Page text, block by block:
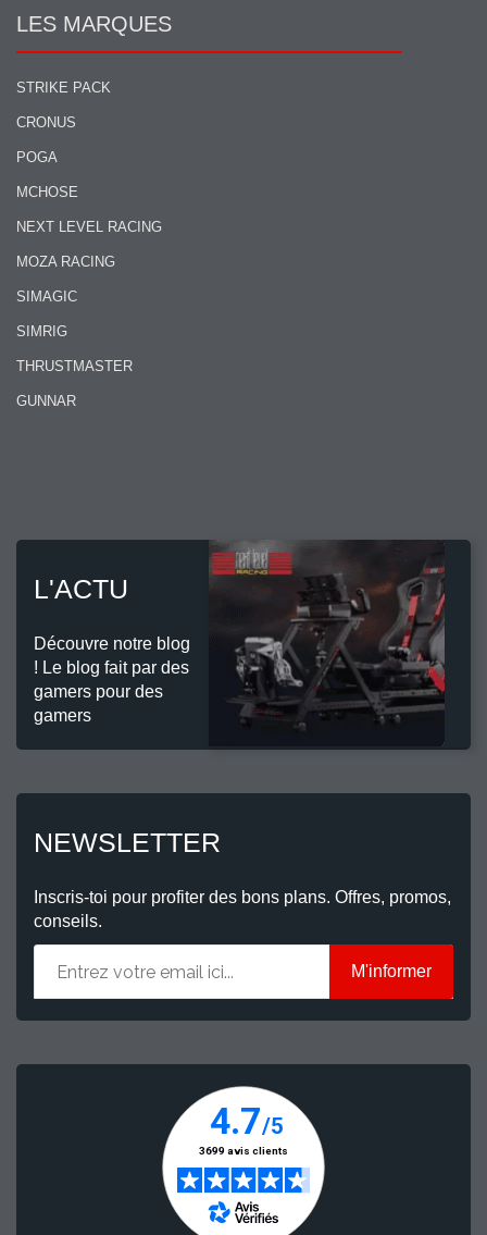
LES MARQUES
STRIKE PACK
CRONUS
POGA
MCHOSE
NEXT LEVEL RACING
MOZA RACING
SIMAGIC
SIMRIG
THRUSTMASTER
GUNNAR
L'ACTU
Découvre notre blog
! Le blog fait par des
gamers pour des
gamers
NEWSLETTER
Inscris-toi pour profiter des bons plans. Offres, promos,
conseils.
M'informer